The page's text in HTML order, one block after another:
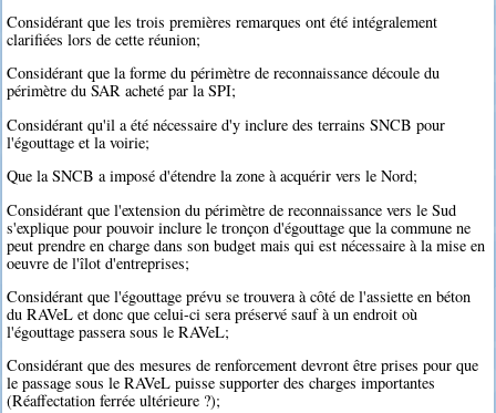
Considérant que les trois premières remarques ont été intégralement
clarifiées lors de cette réunion;
Considérant que la forme du périmètre de reconnaissance découle du
périmètre du SAR acheté par la SPI;
Considérant qu'il a été nécessaire d'y inclure des terrains SNCB pour
l'égouttage et la voirie;
Que la SNCB a imposé d'étendre la zone à acquérir vers le Nord;
Considérant que l'extension du périmètre de reconnaissance vers le Sud
s'explique pour pouvoir inclure le tronçon d'égouttage que la commune ne
peut prendre en charge dans son budget mais qui est nécessaire à la mise en
oeuvre de l'îlot d'entreprises;
Considérant que l'égouttage prévu se trouvera à côté de l'assiette en béton
du RAVeL et donc que celui-ci sera préservé sauf à un endroit où
l'égouttage passera sous le RAVeL;
Considérant que des mesures de renforcement devront être prises pour que
le passage sous le RAVeL puisse supporter des charges importantes
(Réaffectation ferrée ultérieure ?);